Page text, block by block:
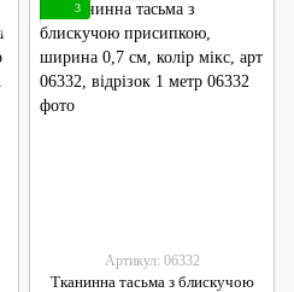
3
Артикул: 06332
Тканинна тасьма з блискучою